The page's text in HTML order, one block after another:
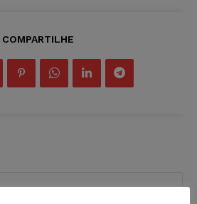
COMPARTILHE